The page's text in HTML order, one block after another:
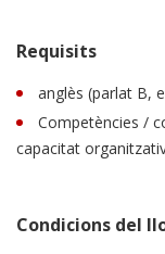
Requisits
anglès (parlat B,
Competències /
capacitat
Condicions del